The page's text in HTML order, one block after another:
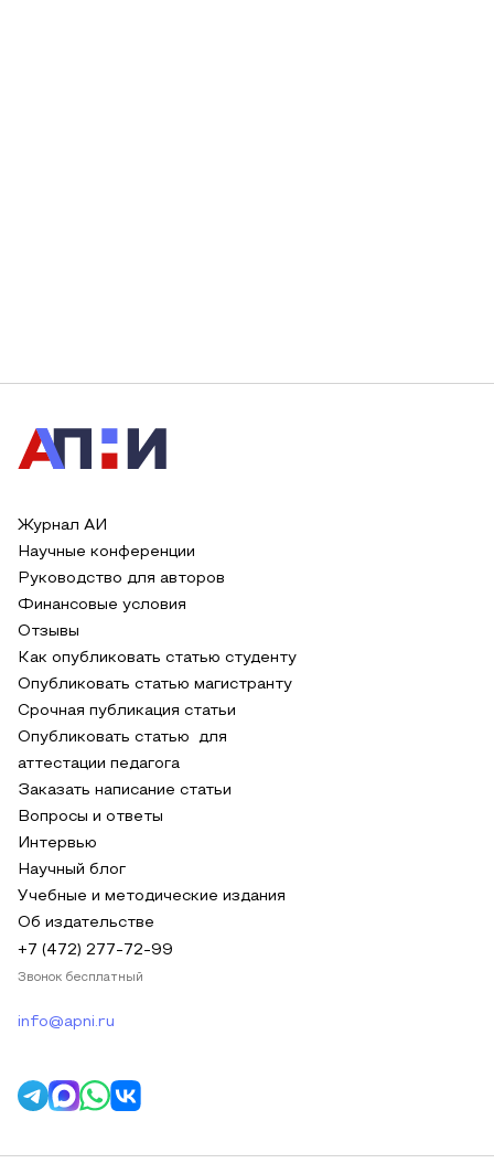
Журнал АИ
Научные конференции
Руководство для авторов
Финансовые условия
Отзывы
Как опубликовать статью студенту
Опубликовать статью магистранту
Срочная публикация статьи
Опубликовать статью для
аттестации педагога
Заказать написание статьи
Вопросы и ответы
Интервью
Научный блог
Учебные и методические издания
Об издательстве
+7 (472) 277-72-99
Звонок бесплатный
info@apni.ru